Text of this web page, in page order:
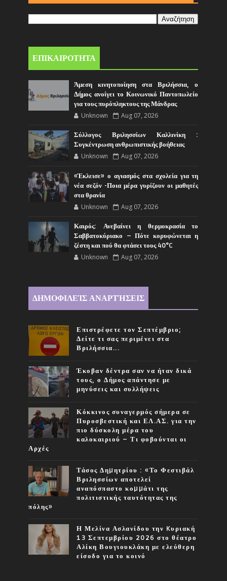
ΕΠΙΚΑΙΡΟΤΗΤΑ
Άμεση κινητοποίηση στα Βριλήσσια, ο
Δήμος ανοίγει το Κοινωνικό Παντοπωλείο
για τους πυρόπληκτους της Μάνδρας
Unknown Aug 07, 2026
Σύλλογος Βριλησσίων Καλλινίκη :
Συγκέντρωση ανθρωπιστικής βοήθειας
Unknown Aug 07, 2026
«Έκλεισε» ο αγιασμός στα σχολεία για τη
νέα σεζόν -Ποια μέρα γυρίζουν οι μαθητές
στα θρανία
Unknown Aug 07, 2026
Καιρός: Ανεβαίνει η θερμοκρασία το
Σαββατοκύριακο – Πότε κορυφώνεται η
ζέστη και πού θα φτάσει τους 40°C
Unknown Aug 07, 2026
ΔΗΜΟΦΙΛΕΊΣ ΑΝΑΡΤΉΣΕΙΣ
Επιστρέφετε τον Σεπτέμβριο;
Δείτε τι σας περιμένει στα
Βριλήσσια...
Έκοβαν δέντρα σαν να ήταν δικά
τους, ο Δήμος απάντησε με
μηνύσεις και συλλήψεις
Κόκκινος συναγερμός σήμερα σε
Πυροσβεστική και ΕΛ.ΑΣ. για την
πιο δύσκολη μέρα του
καλοκαιριού – Τι φοβούνται οι
Αρχές
Τάσος Δηµητρίου : «Το Φεστιβάλ
Βριλησσίων αποτελεί
αναπόσπαστο κοµµάτι της
πολιτιστικής ταυτότητας της
πόλης»
Η Μελίνα Ασλανίδου την Kυριακή
13 Σεπτεμβρίου 2026 στο θέατρο
Αλίκη Βουγιουκλάκη με ελεύθερη
είσοδο για το κοινό